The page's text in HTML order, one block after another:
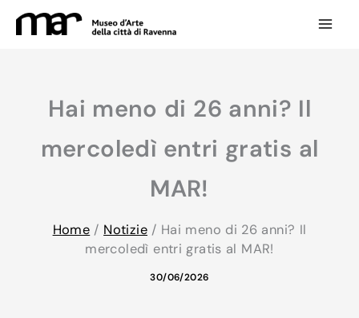
Hai meno di 26 anni? Il
mercoledì entri gratis al
MAR!
Home / Notizie/ Hai meno di 26 anni? Il
mercoledì entri gratis al MAR!
30/06/2026